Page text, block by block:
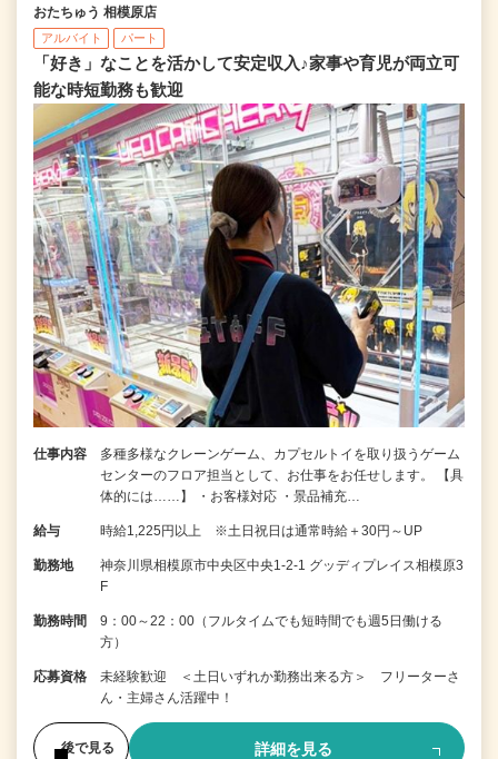
おたちゅう 相模原店
アルバイト パート
「好き」なことを活かして安定収入♪家事や育児が両立可
能な時短勤務も歓迎
仕事内容
多種多様なクレーンゲーム、カプセルトイを取り扱うゲーム
センターのフロア担当として、お仕事をお任せします。 【具
体的には……】 ・お客様対応 ・景品補充…
給与 時給1,225円以上 ※土日祝日は通常時給＋30円～UP
勤務地
神奈川県相模原市中央区中央1-2-1 グッディプレイス相模原3
F
勤務時間
9：00～22：00（フルタイムでも短時間でも週5日働ける
方）
応募資格
未経験歓迎 ＜土日いずれか勤務出来る方＞ フリーターさ
ん・主婦さん活躍中！
後で見る 詳細を見る